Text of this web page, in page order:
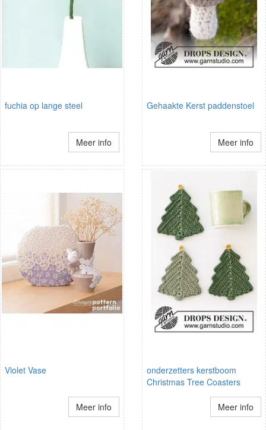
fuchia op lange steel
Meer info
Gehaakte Kerst paddenstoel
Meer info
Violet Vase
Meer info
onderzetters kerstboom
Christmas Tree Coasters
Meer info